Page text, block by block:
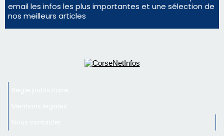
face à une nouvelle escroquerie au faux vendeur de